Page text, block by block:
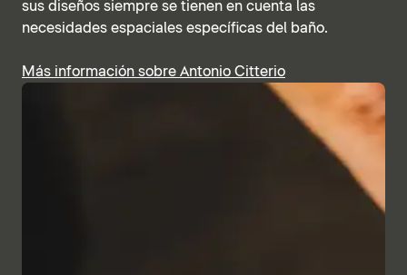
sus diseños siempre se tienen en cuenta las
necesidades espaciales específicas del baño.
Más información sobre Antonio Citterio